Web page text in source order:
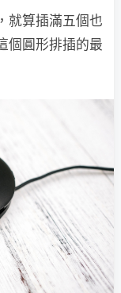
就算插滿五個也
個圓形排插的最